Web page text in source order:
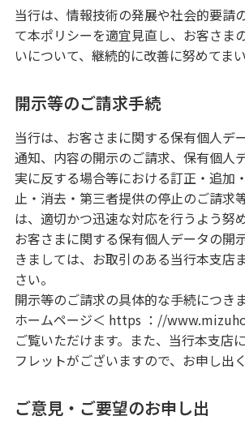
当行は、情報技術の発展や社会的要請
て本ポリシーを適宜見直し、お客さま
いについて、継続的に改善に努めてまい
開示等のご請求手続
当行は、お客さまに関する保有個人デ
通知、内容の開示のご請求、保有個人
実に反する場合等における訂正・追加
止・消去・第三者提供の停止のご請求
は、適切かつ迅速な対応を行うよう努
お客さまに関する保有個人データの開
きましては、お取引のある当行本支店
さい。
開示等のご請求の具体的な手続につき
ホームページ＜ https ：//
ご覧いただけます。また、当行本支店
フレットがございますので、お申し出
ご意見・ご要望のお申し出